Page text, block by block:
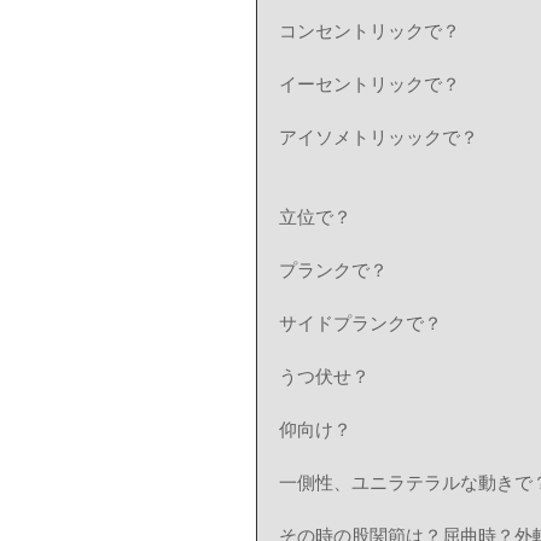
コンセントリックで？
イーセントリックで？
アイソメトリッックで？
立位で？
プランクで？
サイドプランクで？
うつ伏せ？
仰向け？
一側性、ユニラテラルな動きで